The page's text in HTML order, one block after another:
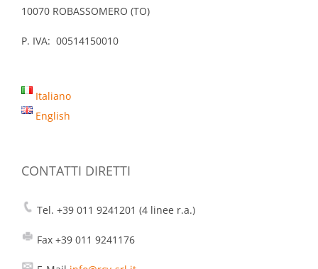
10070 ROBASSOMERO (TO)
P. IVA: 00514150010
Italiano
English
CONTATTI DIRETTI
Tel. +39 011 9241201 (4 linee r.a.)
Fax +39 011 9241176